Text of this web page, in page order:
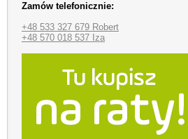
Zamów telefonicznie:
+48 533 327 679 Robert
+48 570 018 537 Iza